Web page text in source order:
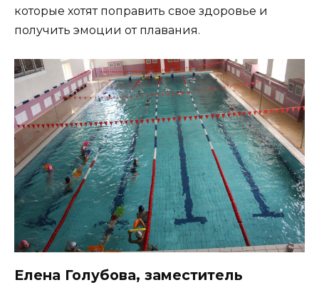
которые хотят поправить свое здоровье и
получить эмоции от плавания.
Елена Голубова, заместитель